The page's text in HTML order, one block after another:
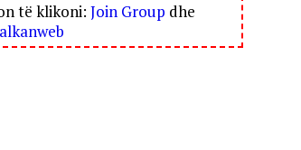
të klikoni: Join Group dhe